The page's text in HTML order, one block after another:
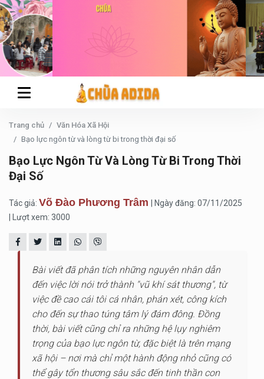
Trang chủ
Văn Hóa Xã Hội
Bạo lực ngôn từ và lòng từ bi trong thời đại số
Bạo Lực Ngôn Từ Và Lòng Từ Bi Trong Thời
Đại Số
Tác giả: Võ Đào Phương Trâm
| Ngày đăng: 07/11/2025
| Lượt xem: 3000
Bài viết đã phân tích những nguyên nhân dẫn
đến việc lời nói trở thành "vũ khí sát thương", từ
việc đề cao cái tôi cá nhân, phán xét, công kích
cho đến sự thao túng tâm lý đám đông. Đồng
thời, bài viết cũng chỉ ra những hệ lụy nghiêm
trọng của bạo lực ngôn từ, đặc biệt là trên mạng
xã hội – nơi mà chỉ một hành động nhỏ cũng có
thể gây tổn thương sâu sắc đến tinh thần con